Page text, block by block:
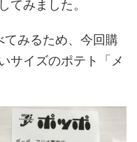
てみました。
てみるため、今回購
サイズのポテト「メ